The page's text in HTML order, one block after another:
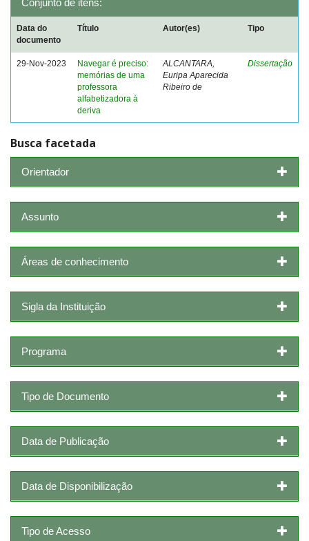
Conjunto de itens:
Data do
documento
Título Autor(es) Tipo
29-Nov-2023
Navegar é preciso:
memórias de uma
professora
alfabetizadora à
deriva
ALCANTARA,
Euripa Aparecida
Ribeiro de
Dissertação
Busca facetada
Orientador
Assunto
Áreas de conhecimento
Sigla da Instituição
Programa
Tipo de Documento
Data de Publicação
Data de Disponibilização
Tipo de Acesso